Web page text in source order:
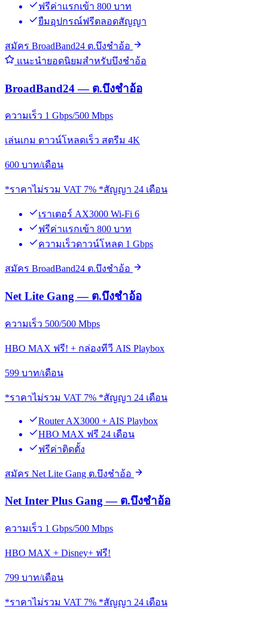
ฟรีค่าแรกเข้า 800 บาท
ยืมอุปกรณ์ฟรีตลอดสัญญา
สมัคร BroadBand24 ต.บึงชำอ้อ
แนะนำยอดนิยมสำหรับบึงชำอ้อ
BroadBand24 — ต.บึงชำอ้อ
ความเร็ว 1 Gbps/500 Mbps
เล่นเกม ดาวน์โหลดเร็ว สตรีม 4K
600 บาท/เดือน
*ราคาไม่รวม VAT 7% *สัญญา 24 เดือน
เราเตอร์ AX3000 Wi-Fi 6
ฟรีค่าแรกเข้า 800 บาท
ความเร็วดาวน์โหลด 1 Gbps
สมัคร BroadBand24 ต.บึงชำอ้อ
Net Lite Gang — ต.บึงชำอ้อ
ความเร็ว 500/500 Mbps
HBO MAX ฟรี! + กล่องทีวี AIS Playbox
599 บาท/เดือน
*ราคาไม่รวม VAT 7% *สัญญา 24 เดือน
Router AX3000 + AIS Playbox
HBO MAX ฟรี 24 เดือน
ฟรีค่าติดตั้ง
สมัคร Net Lite Gang ต.บึงชำอ้อ
Net Inter Plus Gang — ต.บึงชำอ้อ
ความเร็ว 1 Gbps/500 Mbps
HBO MAX + Disney+ ฟรี!
799 บาท/เดือน
*ราคาไม่รวม VAT 7% *สัญญา 24 เดือน